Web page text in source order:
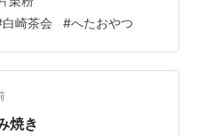
には少々味が濃くなって
（ちょっとだけあった片
（味が濃くなったような
時間が長くなったせいか
んごケーキ（白崎茶会の
作り…
白崎茶会 #へたおやつ
焼き